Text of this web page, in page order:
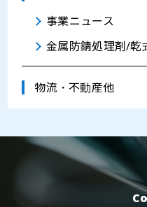
事業ニュース
金属防錆処理剤/乾
物流・不動産他